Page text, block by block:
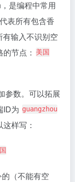
是编程中常用
代表所有包含香
输入不识别空
节点：
美国
参数。可以拓展
ID为 guangzhou
样写：
（不能有空